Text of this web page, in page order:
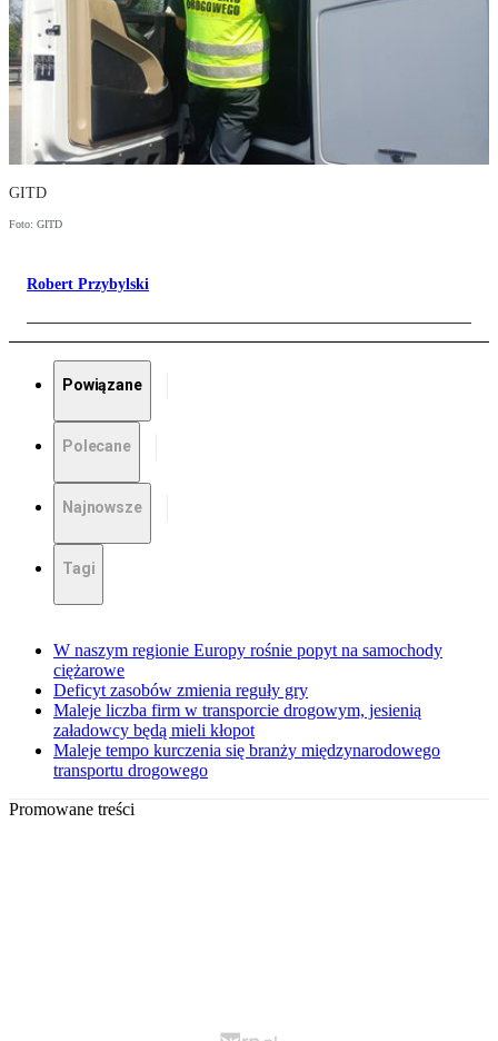
GITD
Foto: GITD
Robert Przybylski
Powiązane
Polecane
Najnowsze
Tagi
W naszym regionie Europy rośnie popyt na samochody
ciężarowe
Deficyt zasobów zmienia reguły gry
Maleje liczba firm w transporcie drogowym, jesienią
załadowcy będą mieli kłopot
Maleje tempo kurczenia się branży międzynarodowego
transportu drogowego
Promowane treści